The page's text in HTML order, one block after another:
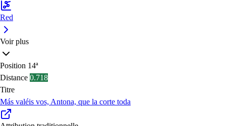
Red
Voir plus
Position 14ª
Distance 0.718
Titre
Más valéis vos, Antona, que la corte toda